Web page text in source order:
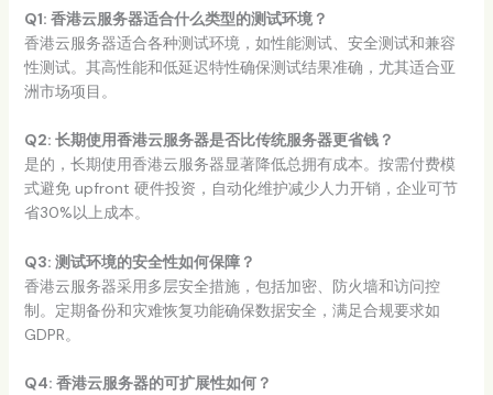
Q1: 香港云服务器适合什么类型的测试环境？
香港云服务器适合各种测试环境，如性能测试、安全测试和兼容
性测试。其高性能和低延迟特性确保测试结果准确，尤其适合亚
洲市场项目。
Q2: 长期使用香港云服务器是否比传统服务器更省钱？
是的，长期使用香港云服务器显著降低总拥有成本。按需付费模
式避免 upfront 硬件投资，自动化维护减少人力开销，企业可节
省30%以上成本。
Q3: 测试环境的安全性如何保障？
香港云服务器采用多层安全措施，包括加密、防火墙和访问控
制。定期备份和灾难恢复功能确保数据安全，满足合规要求如
GDPR。
Q4: 香港云服务器的可扩展性如何？